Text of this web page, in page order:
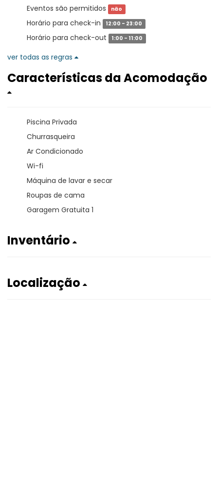
Eventos são permitidos não
Horário para check-in 12:00 - 23:00
Horário para check-out 1:00 - 11:00
ver todas as regras
Características da Acomodação
Piscina Privada
Churrasqueira
Ar Condicionado
Wi-fi
Máquina de lavar e secar
Roupas de cama
Garagem Gratuita 1
Inventário
Localização